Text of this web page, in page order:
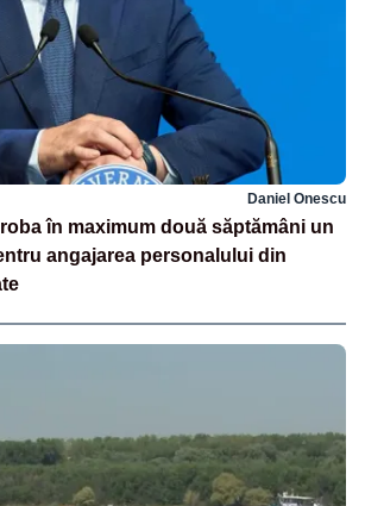
Daniel Onescu
în maximum două săptămâni un
angajarea personalului din